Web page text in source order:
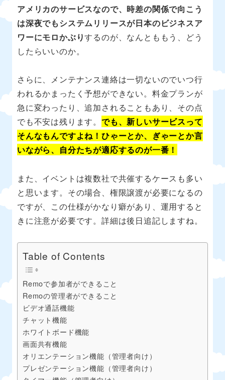
アメリカのサービスなので、時差の関係で向こう
は深夜でもシステムリリースが日本のビジネスア
ワーにモロかぶりするのが、なんとももう、どう
したらいいのか。
さらに、メンテナンス連絡は一切ないのでいつ行
われるかまったく予想ができない。料金プランが
急に変わったり、追加されることもあり、その点
でも不安は残ります。 でも、新しいサービスって
そんなもんですよね！ひゃーとか、ぎゃーとか言
いながら、自分たちが適応するのが一番！
また、イベントは複数社で共催するケースも多い
と思います。その場合、権限譲渡が必要になるの
ですが、この仕様がかなり癖があり、運用すると
きに注意が必要です。詳細は後日追記しますね。
Table of Contents
Remoで参加者ができること
Remoの管理者ができること
ビデオ通話機能
チャット機能
ホワイトボード機能
画面共有機能
オリエンテーション機能（管理者向け）
プレゼンテーション機能（管理者向け）